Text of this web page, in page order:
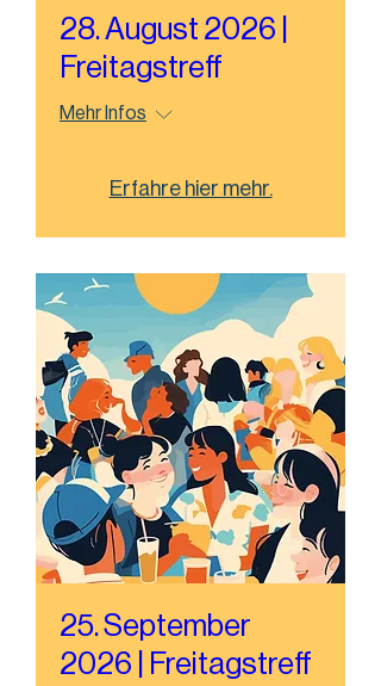
28. August 2026 |
Freitagstreff
Mehr Infos
Erfahre hier mehr.
25. September
2026 | Freitagstreff